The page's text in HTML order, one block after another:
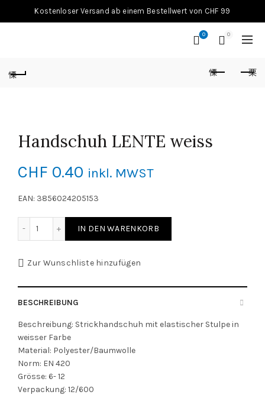
Kostenloser Versand ab einem Bestellwert von CHF 99
0 0
Handschuh LENTE weiss
CHF 0.40 inkl. MWST
EAN: 3856024205153
IN DEN WARENKORB
Zur Wunschliste hinzufügen
BESCHREIBUNG
Beschreibung: Strickhandschuh mit elastischer Stulpe in
weisser Farbe
Material: Polyester/Baumwolle
Norm: EN 420
Grösse: 6- 12
Verpackung: 12/600